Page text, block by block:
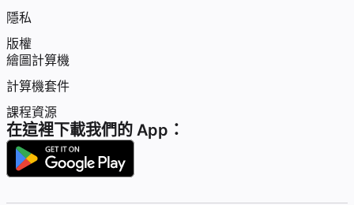
隱私
版權
繪圖計算機
計算機套件
課程資源
在這裡下載我們的 App：